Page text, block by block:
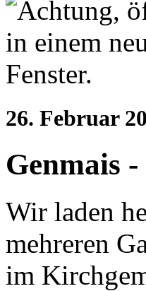
26. Februar
Genmais
Wir laden
mehreren
im